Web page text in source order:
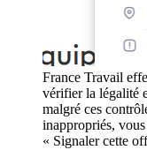
France Travail
vérifier la légalité
malgré ces
inappropriés,
« Signaler cette